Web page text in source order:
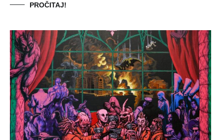
PROČITAJ!